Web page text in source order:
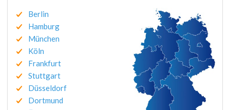
Berlin
Hamburg
München
Köln
Frankfurt
Stuttgart
Düsseldorf
Dortmund